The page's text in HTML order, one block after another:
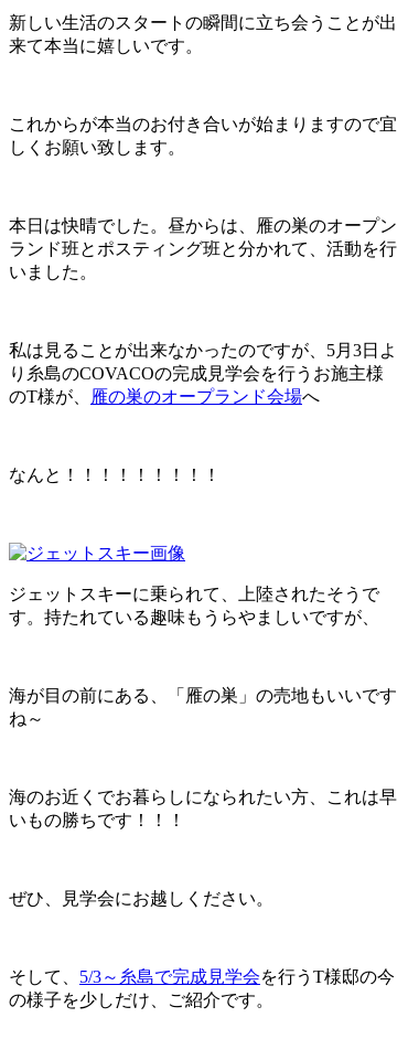
新しい生活のスタートの瞬間に立ち会うことが出
来て本当に嬉しいです。
これからが本当のお付き合いが始まりますので宜
しくお願い致します。
本日は快晴でした。昼からは、雁の巣のオープン
ランド班とポスティング班と分かれて、活動を行
いました。
私は見ることが出来なかったのですが、5月3日よ
り糸島のCOVACOの完成見学会を行うお施主様
のT様が、
雁の巣のオープランド会場へ
なんと！！！！！！！！！
ジェットスキーに乗られて、上陸されたそうで
す。持たれている趣味もうらやましいですが、
海が目の前にある、「雁の巣」の売地もいいです
ね～
海のお近くでお暮らしになられたい方、これは早
いもの勝ちです！！！
ぜひ、見学会にお越しください。
そして、 5/3～糸島で完成見学会を行うT様邸の今
の様子を少しだけ、ご紹介です。